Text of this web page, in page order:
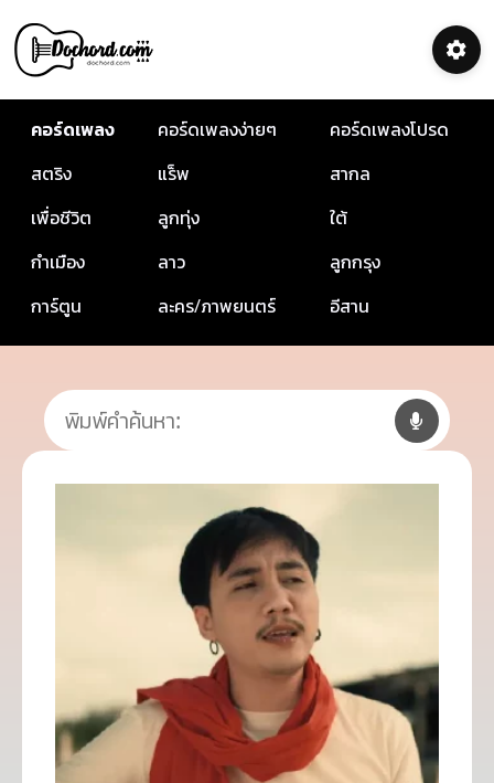
คอร์ดเพลง คอร์ดเพลงง่ายๆ
คอร์ดเพลงโปรด
สตริง
แร็พ
สากล
เพื่อชีวิต
ลูกทุ่ง
ใต้
กำเมือง
ลาว
ลูกกรุง
การ์ตูน
ละคร/ภาพยนตร์ อีสาน